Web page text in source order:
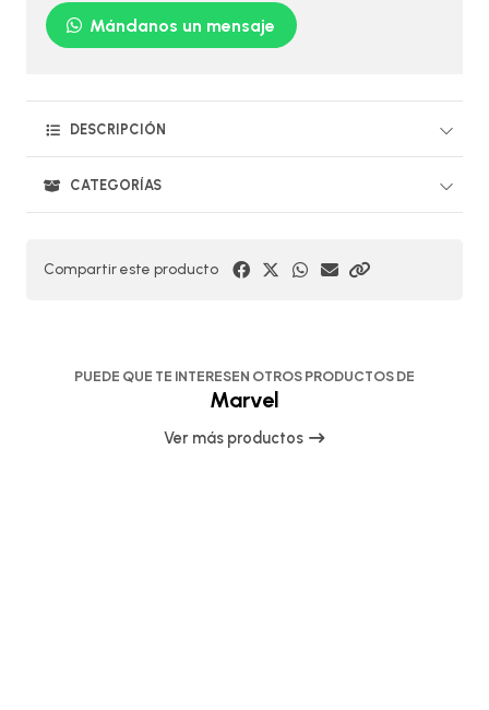
Mándanos un mensaje
DESCRIPCIÓN
CATEGORÍAS
Compartir este producto
PUEDE QUE TE INTERESEN OTROS PRODUCTOS DE
Marvel
Ver más productos